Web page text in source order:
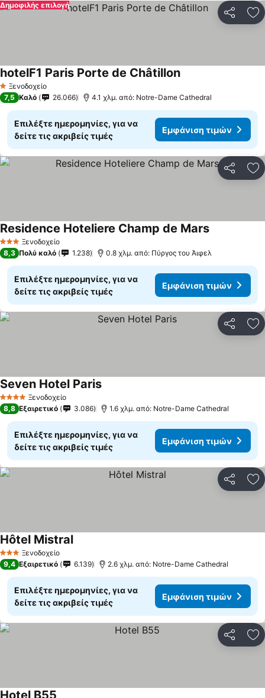
Δημοφιλής επιλογή
1 Αστέρια
Ξενοδοχείο
hotelF1 Paris Porte de ChâtillonΕμφάνιση τιμών
7,5 Καλό 26.066 4.1 χλμ. από: Notre-Dame Cathedral
Επιλέξτε ημερομηνίες, για να
δείτε τις ακριβείς τιμές
Εμφάνιση τιμών
3 ΑστέριαΞενοδοχείο
Residence Hoteliere Champ de MarsΕμφάνιση
8,3 Πολύ καλό 1.238 0.8 χλμ. από: Πύργος του Άιφελ
Επιλέξτε ημερομηνίες, για να
δείτε τις ακριβείς τιμές
Εμφάνιση τιμών
4 ΑστέριαΞενοδοχείο
Seven Hotel ParisΕμφάνιση τιμών
8,8 Εξαιρετικό 3.086 1.6 χλμ. από: Notre-Dame Cathedral
Επιλέξτε ημερομηνίες, για να
δείτε τις ακριβείς τιμές
Εμφάνιση τιμών
3 ΑστέριαΞενοδοχείο
Hôtel MistralΕμφάνιση τιμών
9,4 Εξαιρετικό 6.139 2.6 χλμ. από: Notre-Dame Cathedral
Επιλέξτε ημερομηνίες, για να
δείτε τις ακριβείς τιμές
Εμφάνιση τιμών
Hotel B55